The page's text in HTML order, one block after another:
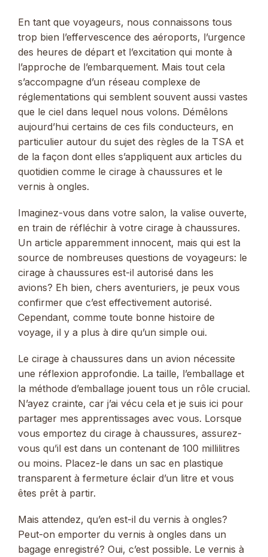
En tant que voyageurs, nous connaissons tous
trop bien l’effervescence des aéroports, l’urgence
des heures de départ et l’excitation qui monte à
l’approche de l’embarquement. Mais tout cela
s’accompagne d’un réseau complexe de
réglementations qui semblent souvent aussi vastes
que le ciel dans lequel nous volons. Démêlons
aujourd’hui certains de ces fils conducteurs, en
particulier autour du sujet des règles de la TSA et
de la façon dont elles s’appliquent aux articles du
quotidien comme le cirage à chaussures et le
vernis à ongles.
Imaginez-vous dans votre salon, la valise ouverte,
en train de réfléchir à votre cirage à chaussures.
Un article apparemment innocent, mais qui est la
source de nombreuses questions de voyageurs: le
cirage à chaussures est-il autorisé dans les
avions? Eh bien, chers aventuriers, je peux vous
confirmer que c’est effectivement autorisé.
Cependant, comme toute bonne histoire de
voyage, il y a plus à dire qu’un simple oui.
Le cirage à chaussures dans un avion nécessite
une réflexion approfondie. La taille, l’emballage et
la méthode d’emballage jouent tous un rôle crucial.
N’ayez crainte, car j’ai vécu cela et je suis ici pour
partager mes apprentissages avec vous. Lorsque
vous emportez du cirage à chaussures, assurez-
vous qu’il est dans un contenant de 100 millilitres
ou moins. Placez-le dans un sac en plastique
transparent à fermeture éclair d’un litre et vous
êtes prêt à partir.
Mais attendez, qu’en est-il du vernis à ongles?
Peut-on emporter du vernis à ongles dans un
bagage enregistré? Oui, c’est possible. Le vernis à